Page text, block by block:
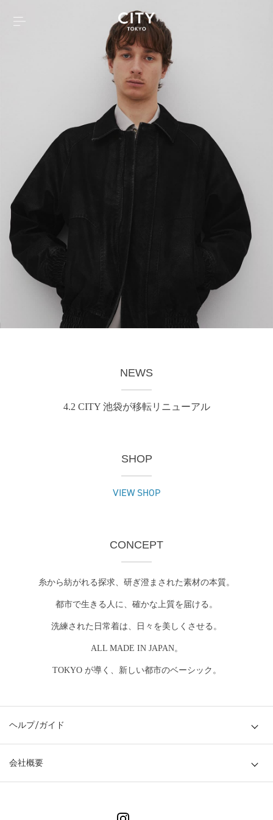
NEWS
4.2 CITY 池袋が移転リニューアル
SHOP
VIEW SHOP
CONCEPT
糸から紡がれる探求、研ぎ澄まされた素材の本質。
都市で生きる人に、確かな上質を届ける。
洗練された日常着は、日々を美しくさせる。
ALL MADE IN JAPAN。
TOKYO が導く、新しい都市のベーシック。
ヘルプ/ガイド
会社概要